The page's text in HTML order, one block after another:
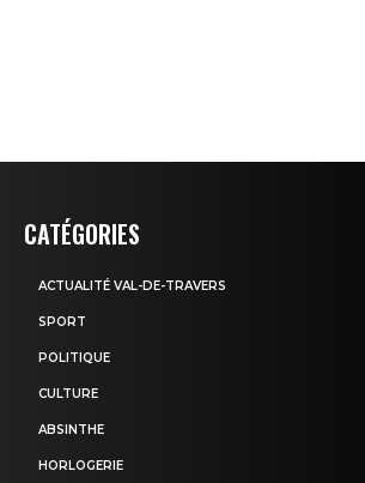
CATÉGORIES
ACTUALITÉ VAL-DE-TRAVERS
SPORT
POLITIQUE
CULTURE
ABSINTHE
HORLOGERIE